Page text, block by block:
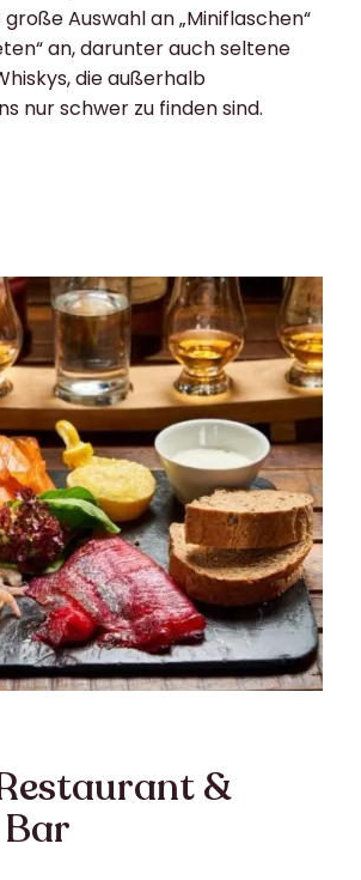
Auswahl an „Miniflaschen“
an, darunter auch seltene
die außerhalb
nur schwer zu finden sind.
&